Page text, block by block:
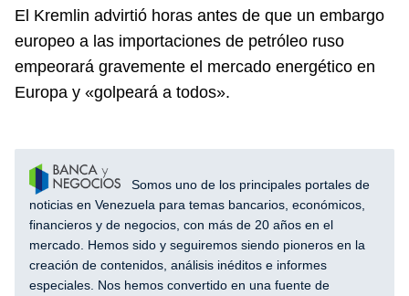
El Kremlin advirtió horas antes de que un embargo
europeo a las importaciones de petróleo ruso
empeorará gravemente el mercado energético en
Europa y «golpeará a todos».
Somos uno de los principales portales de
noticias en Venezuela para temas bancarios, económicos,
financieros y de negocios, con más de 20 años en el
mercado. Hemos sido y seguiremos siendo pioneros en la
creación de contenidos, análisis inéditos e informes
especiales. Nos hemos convertido en una fuente de